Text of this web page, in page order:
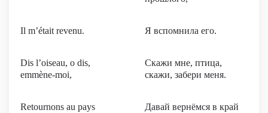
Il m’était revenu. Я вспомнила его.
Dis l’oiseau, o dis,
emmène-moi,
Скажи мне, птица,
скажи, забери меня.
Retournons au pays
Давай вернёмся в край